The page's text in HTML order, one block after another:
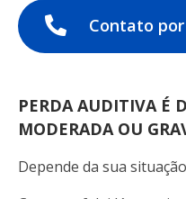
Contato
PERDA AUDITIVA É
MODERADA OU
Depende da sua